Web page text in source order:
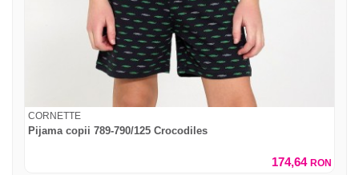
CORNETTE
Pijama copii 789-790/125 Crocodiles
174,64 RON